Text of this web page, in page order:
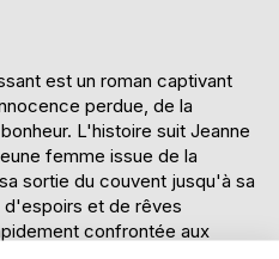
est un roman captivant
perdue, de la
L'histoire suit Jeanne
femme issue de la
sortie du couvent jusqu'à sa
d'espoirs et de rêves
confrontée aux